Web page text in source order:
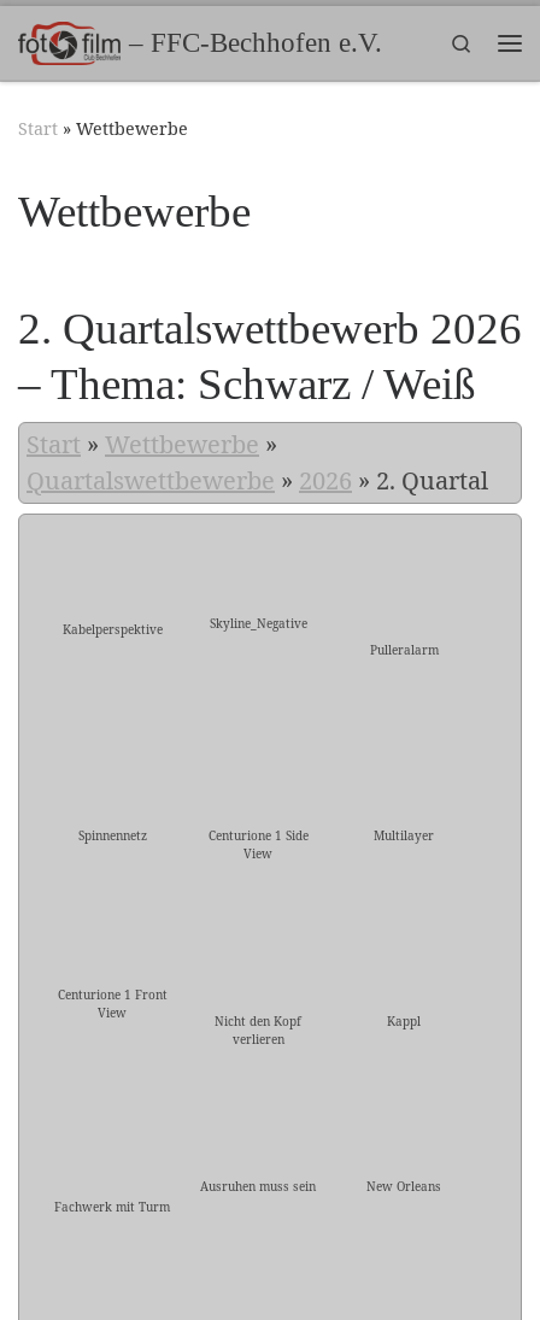
Zum Inhalt springen– FFC-Bechhofen e.V.
Search
Start » Wettbewerbe
Wettbewerbe
2. Quartalswettbewerb 2026
– Thema: Schwarz / Weiß
Start » Wettbewerbe »
Quartalswettbewerbe » 2026 » 2. Quartal
Kabelperspektive
Skyline_Negative
Pulleralarm
Spinnennetz
Centurione 1 Side
View
Multilayer
Centurione 1 Front
View
Nicht den Kopf
verlieren
Kappl
Fachwerk mit Turm
Ausruhen muss sein New Orleans